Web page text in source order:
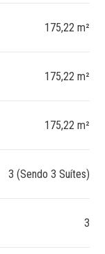
175,22 m²
175,22 m²
175,22 m²
3 (Sendo 3 Suítes)
3